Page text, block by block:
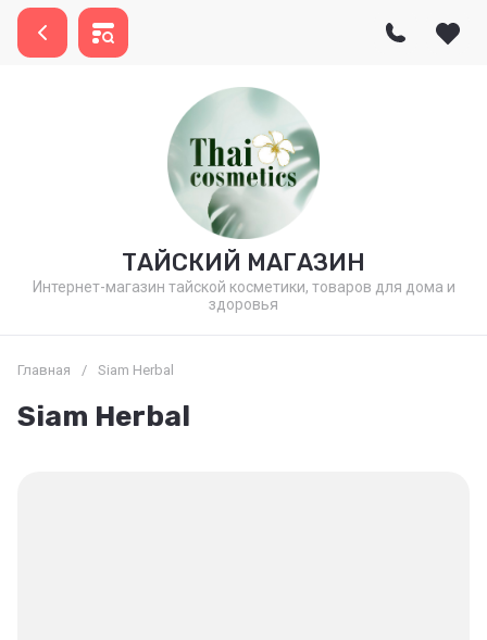
ТАЙСКИЙ МАГАЗИН
Интернет-магазин тайской косметики, товаров для дома и
здоровья
Главная / Siam Herbal
Siam Herbal